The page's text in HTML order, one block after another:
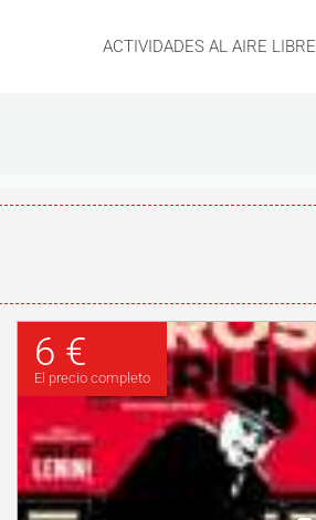
ACTIVIDADES AL AIRE LIBRE
6 €
El precio completo